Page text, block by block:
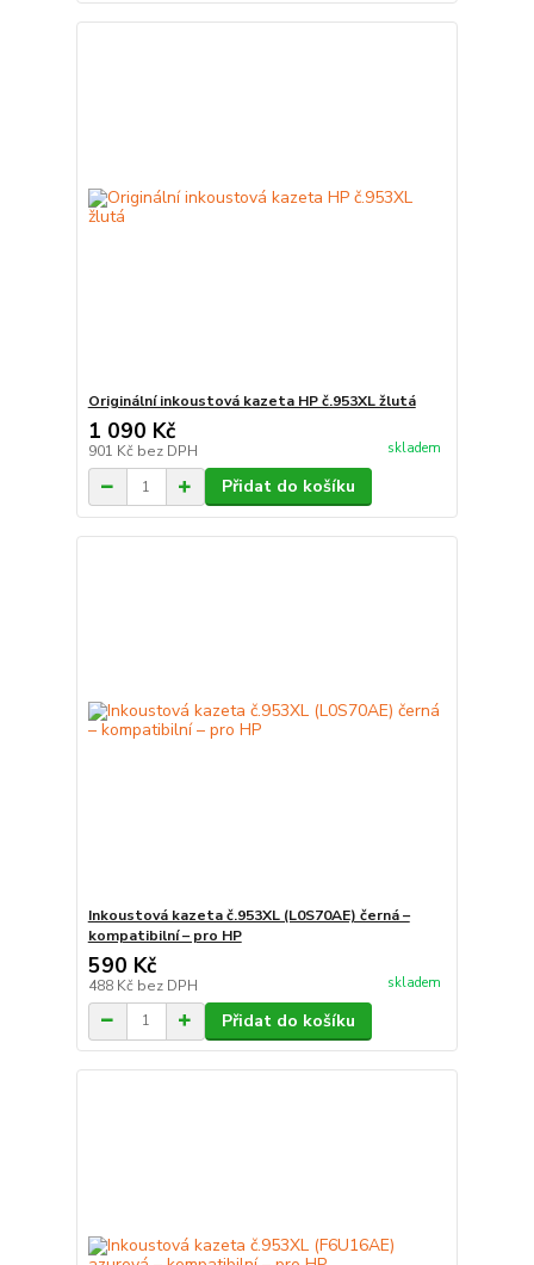
Originální inkoustová kazeta HP č.953XL žlutá
1 090 Kč
901 Kč bez DPH skladem
Přidat do košíku
Inkoustová kazeta č.953XL (L0S70AE) černá –
kompatibilní – pro HP
590 Kč
488 Kč bez DPH skladem
Přidat do košíku